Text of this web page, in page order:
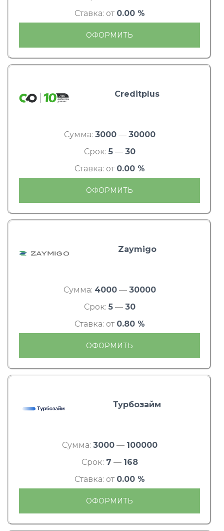
Ставка: от 0.00 %
ОФОРМИТЬ
Creditplus
Сумма: 3000— 30000
Срок: 5— 30
Ставка: от 0.00 %
ОФОРМИТЬ
Zaymigo
Сумма: 4000— 30000
Срок: 5— 30
Ставка: от 0.80 %
ОФОРМИТЬ
Турбозайм
Сумма: 3000— 100000
Срок: 7 — 168
Ставка: от 0.00 %
ОФОРМИТЬ